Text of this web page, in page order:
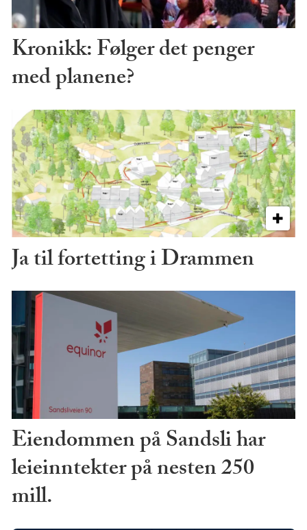
Kronikk: Følger det penger
med planene?
Ja til fortetting i Drammen
Eiendommen på Sandsli har
leieinntekter på nesten 250
mill.